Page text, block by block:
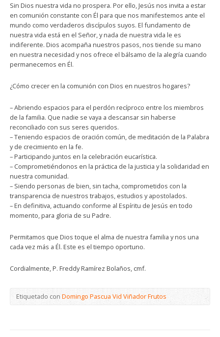
Sin Dios nuestra vida no prospera. Por ello, Jesús nos invita a estar
en comunión constante con Él para que nos manifestemos ante el
mundo como verdaderos discípulos suyos. El fundamento de
nuestra vida está en el Señor, y nada de nuestra vida le es
indiferente. Dios acompaña nuestros pasos, nos tiende su mano
en nuestra necesidad y nos ofrece el bálsamo de la alegría cuando
permanecemos en Él.
¿Cómo crecer en la comunión con Dios en nuestros hogares?
– Abriendo espacios para el perdón recíproco entre los miembros
de la familia. Que nadie se vaya a descansar sin haberse
reconciliado con sus seres queridos.
– Teniendo espacios de oración común, de meditación de la Palabra
y de crecimiento en la fe.
– Participando juntos en la celebración eucarística.
– Comprometiéndonos en la práctica de la justicia y la solidaridad en
nuestra comunidad.
– Siendo personas de bien, sin tacha, comprometidos con la
transparencia de nuestros trabajos, estudios y apostolados.
– En definitiva, actuando conforme al Espíritu de Jesús en todo
momento, para gloria de su Padre.
Permitamos que Dios toque el alma de nuestra familia y nos una
cada vez más a Él. Este es el tiempo oportuno.
Cordialmente, P. Freddy Ramírez Bolaños, cmf.
Etiquetado conDomingo Pascua Vid Viñador Frutos